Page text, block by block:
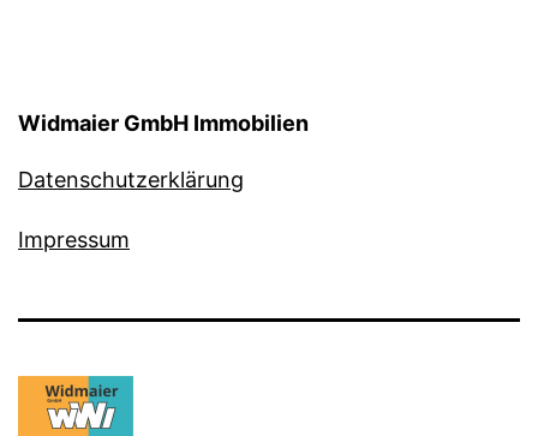
Widmaier GmbH Immobilien
Datenschutzerklärung
Impressum